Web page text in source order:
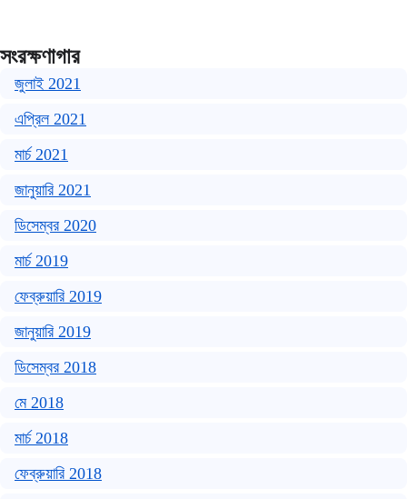
সংরক্ষণাগার
জুলাই 2021
এপ্রিল 2021
মার্চ 2021
জানুয়ারি 2021
ডিসেম্বর 2020
মার্চ 2019
ফেব্রুয়ারি 2019
জানুয়ারি 2019
ডিসেম্বর 2018
মে 2018
মার্চ 2018
ফেব্রুয়ারি 2018